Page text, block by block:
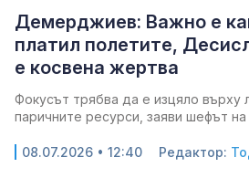
Демерджиев: Важно е
платил полетите,
е косвена жертва
Фокусът трябва да е изцяло върху
паричните ресурси, заяви шефът
08.07.2026 • 12:40 Редактор: